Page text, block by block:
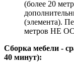
(более 20
(элемента).
метров НЕ
Сборка мебели -
40 минут):